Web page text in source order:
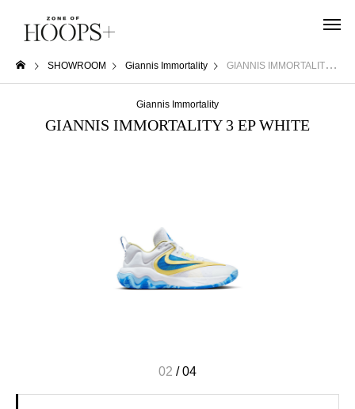
SHOWROOM Giannis Immortality GIANNIS IMMORTALITY 3 EP WHITE
Giannis Immortality
GIANNIS IMMORTALITY 3 EP WHITE
02 /04